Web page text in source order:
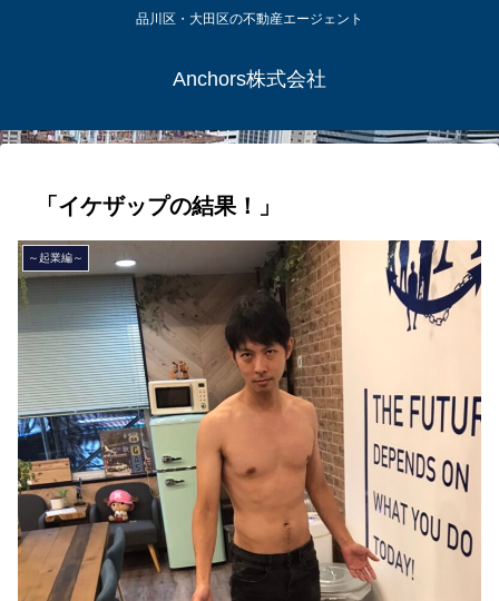
品川区・大田区の不動産エージェント
Anchors株式会社
「イケザップの結果！」
～起業編～